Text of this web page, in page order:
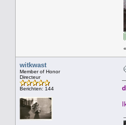
«
witkwast
Member of Honor
Directeur
Berichten: 144